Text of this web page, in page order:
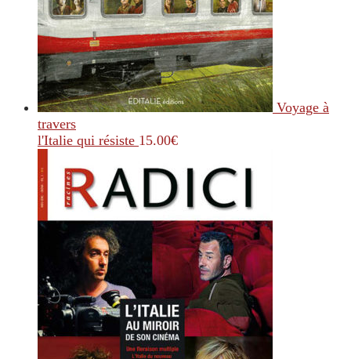
Voyage à
travers
l'Italie qui résiste 15.00€